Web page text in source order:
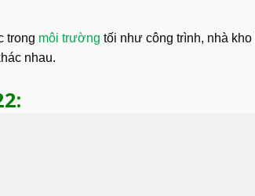
trong môi trường tối như công trình, nhà
nhau.